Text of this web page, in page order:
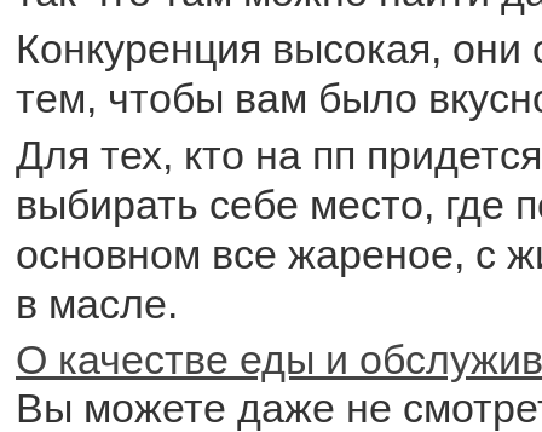
Конкуренция высокая, они
тем, чтобы вам было
Для тех, кто на пп
выбирать себе место, где
основном все жареное, с
в масле.
О качестве еды и
Вы можете даже не